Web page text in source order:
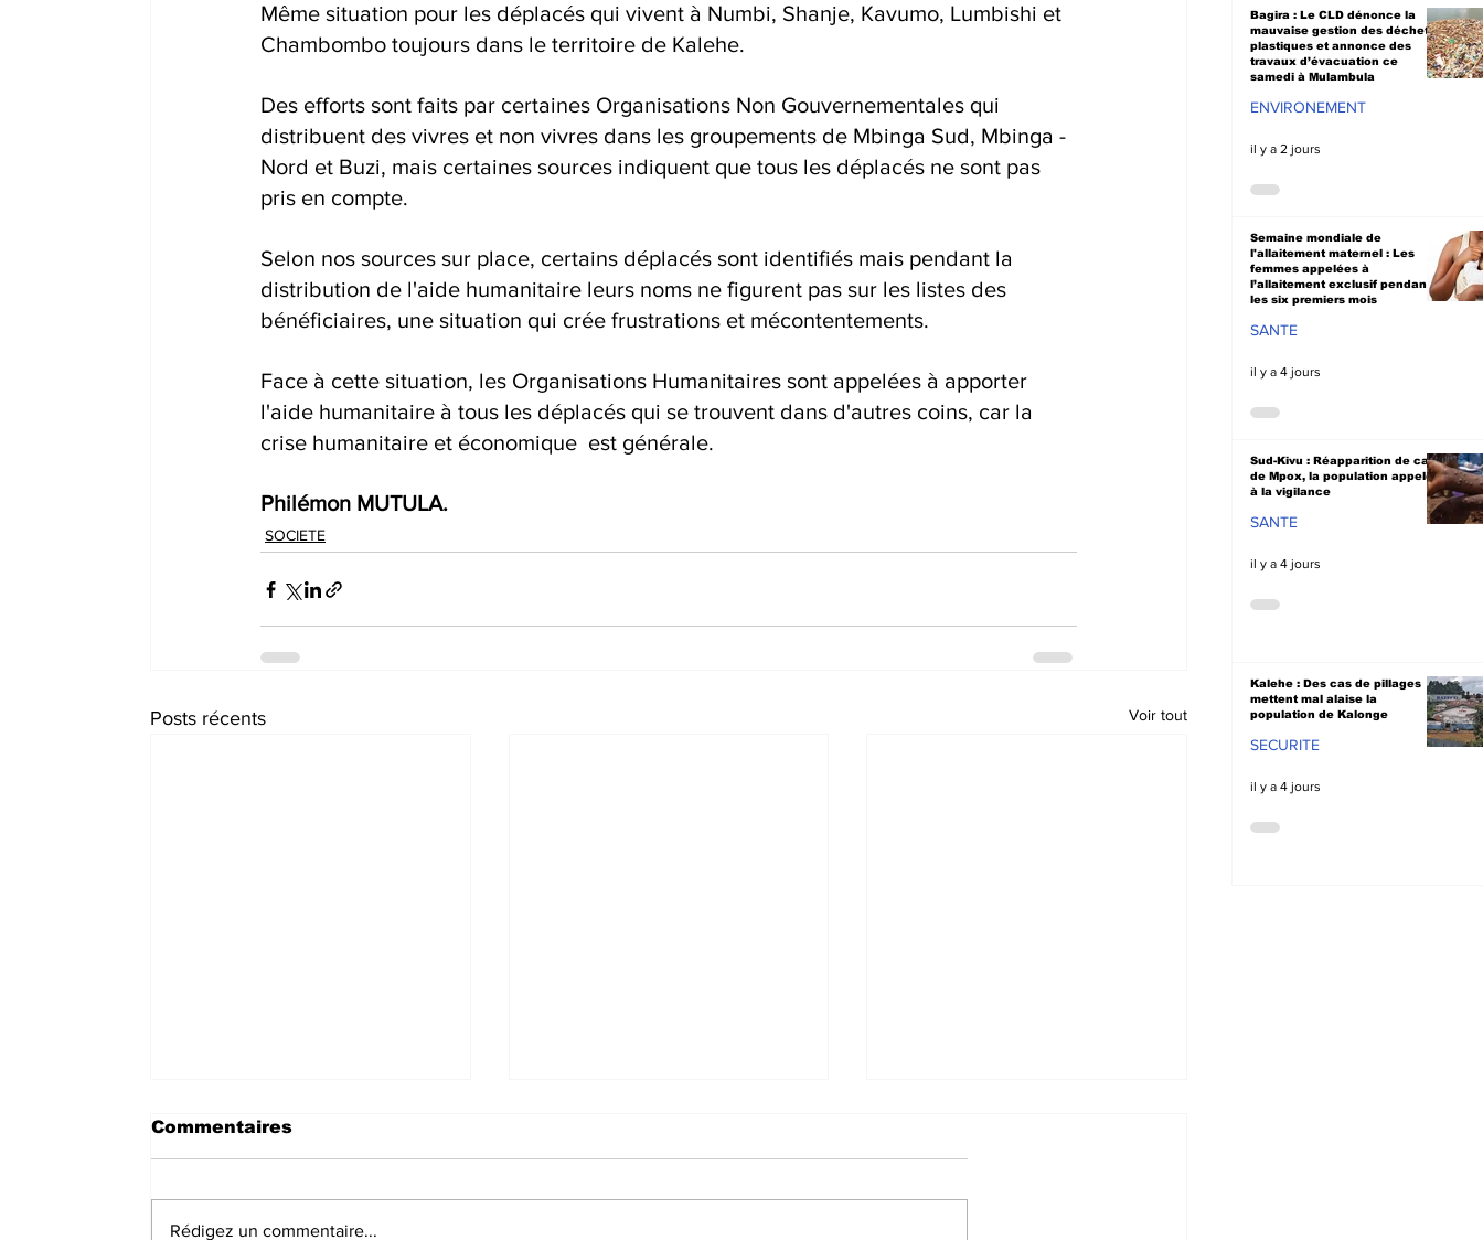
Même situation pour les déplacés qui vivent à Numbi, Shanje, Kavumo, Lumbishi et
Chambombo toujours dans le territoire de Kalehe.
Des efforts sont faits par certaines Organisations Non Gouvernementales qui
distribuent des vivres et non vivres dans les groupements de Mbinga Sud, Mbinga -
Nord et Buzi, mais certaines sources indiquent que tous les déplacés ne sont pas
pris en compte.
Selon nos sources sur place, certains déplacés sont identifiés mais pendant la
distribution de l'aide humanitaire leurs noms ne figurent pas sur les listes des
bénéficiaires, une situation qui crée frustrations et mécontentements.
Face à cette situation, les Organisations Humanitaires sont appelées à apporter
l'aide humanitaire à tous les déplacés qui se trouvent dans d'autres coins, car la
crise humanitaire et économique  est générale.
Philémon MUTULA.
SOCIETE
Posts récents Voir tout
Commentaires
Rédigez un commentaire...
Bagira : Le CLD dénonce la
mauvaise gestion des déchets
plastiques et annonce des
travaux d’évacuation ce
samedi à Mulambula
ENVIRONEMENT
il y a 2 jours
Semaine mondiale de
l'allaitement maternel : Les
femmes appelées à
l’allaitement exclusif pendant
les six premiers mois
SANTE
il y a 4 jours
Sud-Kivu : Réapparition de cas
de Mpox, la population appelée
à la vigilance
SANTE
il y a 4 jours
Kalehe : Des cas de pillages
mettent mal alaise la
population de Kalonge
SECURITE
il y a 4 jours